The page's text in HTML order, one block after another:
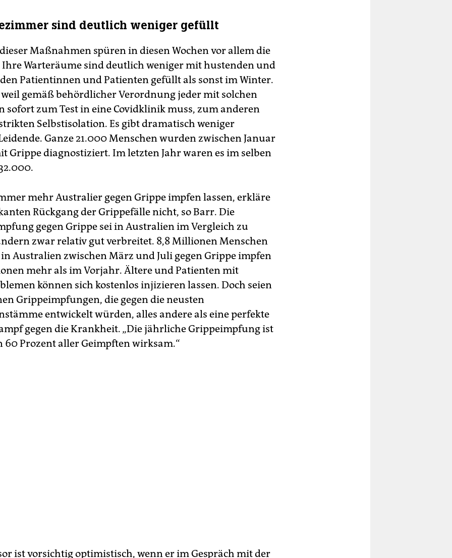
sind deutlich weniger gefüllt
Maßnahmen spüren in diesen Wochen vor allem die
Ihre Warteräume sind deutlich weniger mit hustenden und
Patientinnen und Patienten gefüllt als sonst im Winter.
gemäß behördlicher Verordnung jeder mit solchen
sofort zum Test in eine Covidklinik muss, zum anderen
Selbstisolation. Es gibt dramatisch weniger
Ganze 21.000 Menschen wurden zwischen Januar
Grippe diagnostiziert. Im letzten Jahr waren es im selben
mehr Aus­tralier gegen Grippe impfen lassen, erkläre
Rückgang der Grippefälle nicht, so Barr. Die
gegen Grippe sei in Australien im Vergleich zu
zwar relativ gut verbreitet. 8,8 Millionen Menschen
Australien zwischen März und Juli gegen Grippe impfen
mehr als im Vorjahr. Ältere und Patienten mit
können sich kostenlos injizieren lassen. Doch seien
Grippe­impfungen, die gegen die neusten
entwickelt würden, alles andere als eine perfekte
gegen die Krankheit. „Die jährliche Grippeimpfung ist
60 Prozent aller Geimpften wirksam.“
ist vorsichtig optimistisch, wenn er im Gespräch mit der